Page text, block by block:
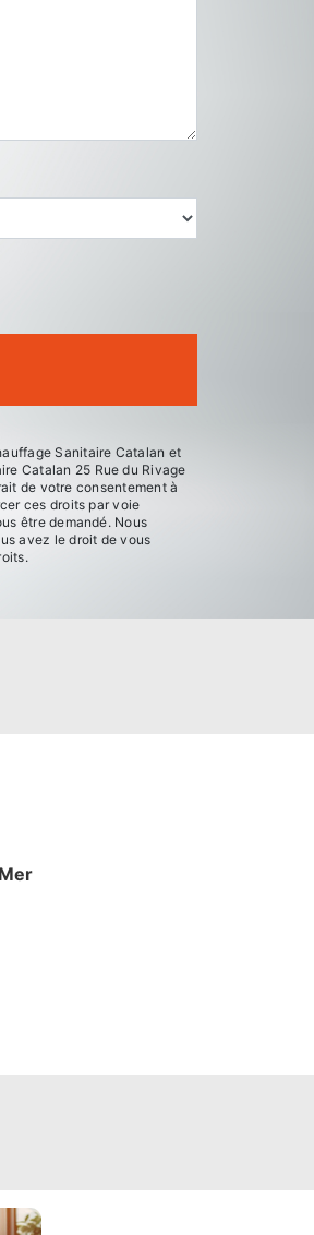
Sanitaire Catalan et
Catalan 25 Rue du Rivage
de votre consentement à
ces droits par voie
être demandé. Nous
avez le droit de vous